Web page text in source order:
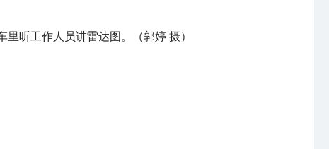
听工作人员讲雷达图。（郭婷 摄）